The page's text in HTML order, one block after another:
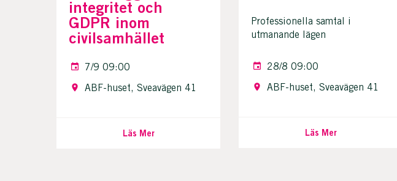
integritet och
GDPR inom
civilsamhället
7/9 09:00
ABF-huset, Sveavägen 41
Läs Mer
Professionella samtal i
utmanande lägen
28/8 09:00
ABF-huset, Sveavägen 41
Läs Mer